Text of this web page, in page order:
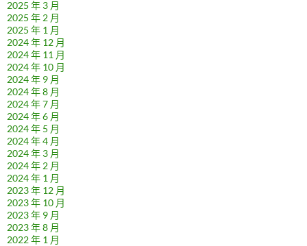
2025 年 3 月
2025 年 2 月
2025 年 1 月
2024 年 12 月
2024 年 11 月
2024 年 10 月
2024 年 9 月
2024 年 8 月
2024 年 7 月
2024 年 6 月
2024 年 5 月
2024 年 4 月
2024 年 3 月
2024 年 2 月
2024 年 1 月
2023 年 12 月
2023 年 10 月
2023 年 9 月
2023 年 8 月
2022 年 1 月